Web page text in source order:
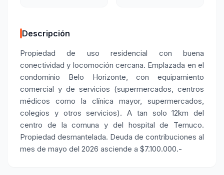
Descripción
Propiedad de uso residencial con buena
conectividad y locomoción cercana. Emplazada en el
condominio Belo Horizonte, con equipamiento
comercial y de servicios (supermercados, centros
médicos como la clínica mayor, supermercados,
colegios y otros servicios). A tan solo 12km del
centro de la comuna y del hospital de Temuco.
Propiedad desmantelada. Deuda de contribuciones al
mes de mayo del 2026 asciende a $7.100.000.-